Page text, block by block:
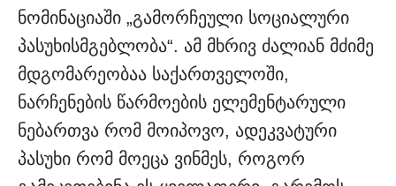
ნომინაციაში „გამორჩეული სოციალური
პასუხისმგებლობა“. ამ მხრივ ძალიან მძიმე
მდგომარეობაა საქართველოში,
ნარჩენების წარმოების ელემენტარული
ნებართვა რომ მოიპოვო, ადეკვატური
პასუხი რომ მოეცა ვინმეს, როგორ